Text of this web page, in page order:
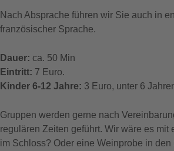
Nach Absprache führen wir Sie auch in
französischer Sprache.
Dauer: ca. 50 Min
Eintritt: 7 Euro.
Kinder 6-12 Jahre: 3 Euro, unter 6
Gruppen werden gerne nach
regulären Zeiten geführt. Wir wäre es mit
im Schloss? Oder eine Weinprobe in